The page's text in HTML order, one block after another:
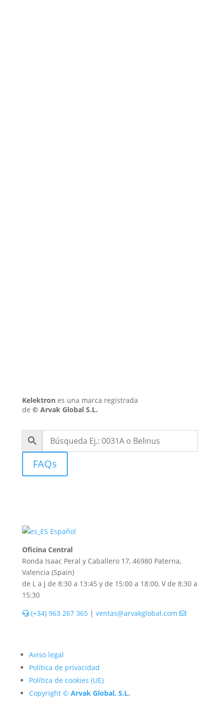
Kelektrones una marca registrada
de © Arvak Global S.L.
FAQs
Español
Oficina Central
Ronda Isaac Peral y Caballero 17, 46980 Paterna,
Valencia (Spain)
de L a J de 8:30 a 13:45 y de 15:00 a 18:00, V de 8:30 a
15:30
(+34) 963 267 365| ventas@arvakglobal.com
Aviso legal
Política de privacidad
Política de cookies (UE)
Copyright © Arvak Global, S.L.